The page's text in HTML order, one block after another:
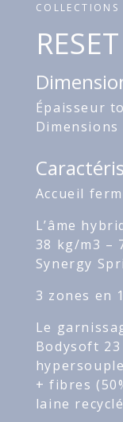
RESET
Épaisseur
Dimensions
Accueil
L’âme
38 kg/m3 –
Synergy
3 zones en
Le
Bodysoft
+ fibres
laine